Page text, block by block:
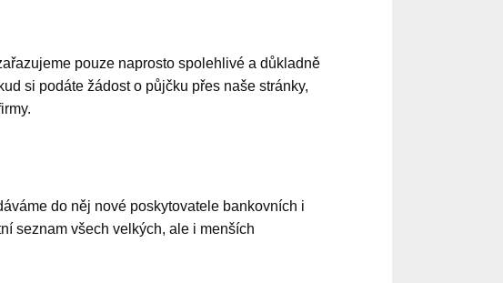
pouze naprosto spolehlivé a důkladně
si podáte žádost o půjčku přes naše stránky,
do něj nové poskytovatele bankovních i
seznam všech velkých, ale i menších